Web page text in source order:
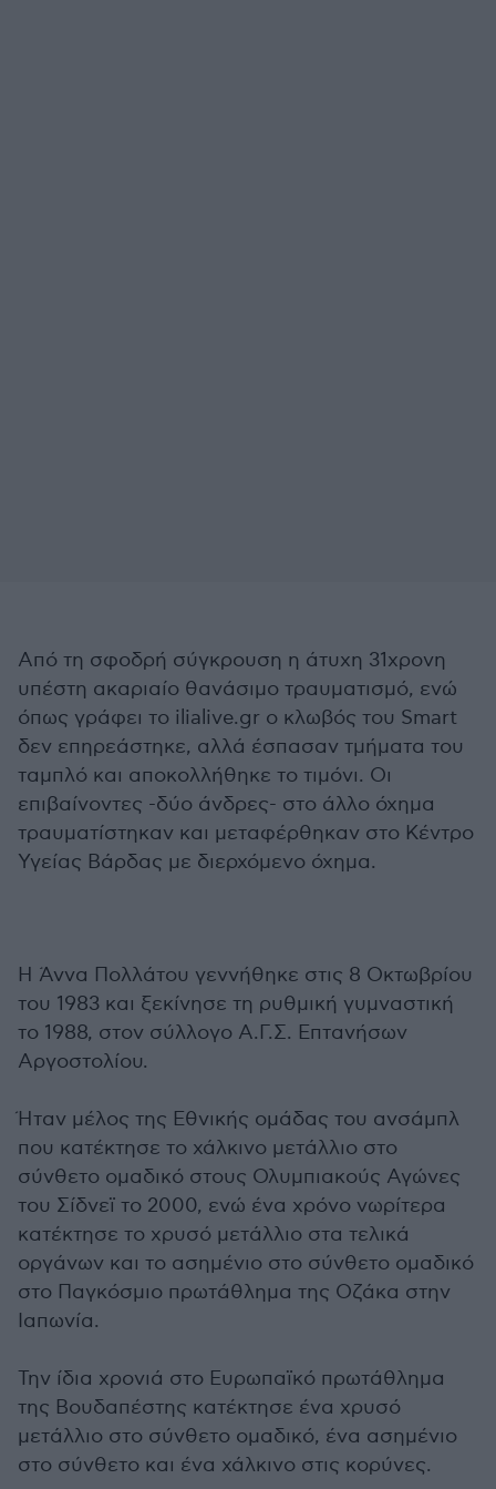
Από τη σφοδρή σύγκρουση η άτυχη 31χρονη
υπέστη ακαριαίο θανάσιμο τραυματισμό, ενώ
όπως γράφει το ilialive.gr o κλωβός του Smart
δεν επηρεάστηκε, αλλά έσπασαν τμήματα του
ταμπλό και αποκολλήθηκε το τιμόνι. Οι
επιβαίνοντες -δύο άνδρες- στο άλλο όχημα
τραυματίστηκαν και μεταφέρθηκαν στο Κέντρο
Υγείας Βάρδας με διερχόμενο όχημα.
Η Άννα Πολλάτου γεννήθηκε στις 8 Οκτωβρίου
του 1983 και ξεκίνησε τη ρυθμική γυμναστική
το 1988, στον σύλλογο Α.Γ.Σ. Επτανήσων
Αργοστολίου.
Ήταν μέλος της Εθνικής ομάδας του ανσάμπλ
που κατέκτησε το χάλκινο μετάλλιο στο
σύνθετο ομαδικό στους Ολυμπιακούς Αγώνες
του Σίδνεϊ το 2000, ενώ ένα χρόνο νωρίτερα
κατέκτησε το χρυσό μετάλλιο στα τελικά
οργάνων και το ασημένιο στο σύνθετο ομαδικό
στο Παγκόσμιο πρωτάθλημα της Οζάκα στην
Ιαπωνία.
Την ίδια χρονιά στο Ευρωπαϊκό πρωτάθλημα
της Βουδαπέστης κατέκτησε ένα χρυσό
μετάλλιο στο σύνθετο ομαδικό, ένα ασημένιο
στο σύνθετο και ένα χάλκινο στις κορύνες.